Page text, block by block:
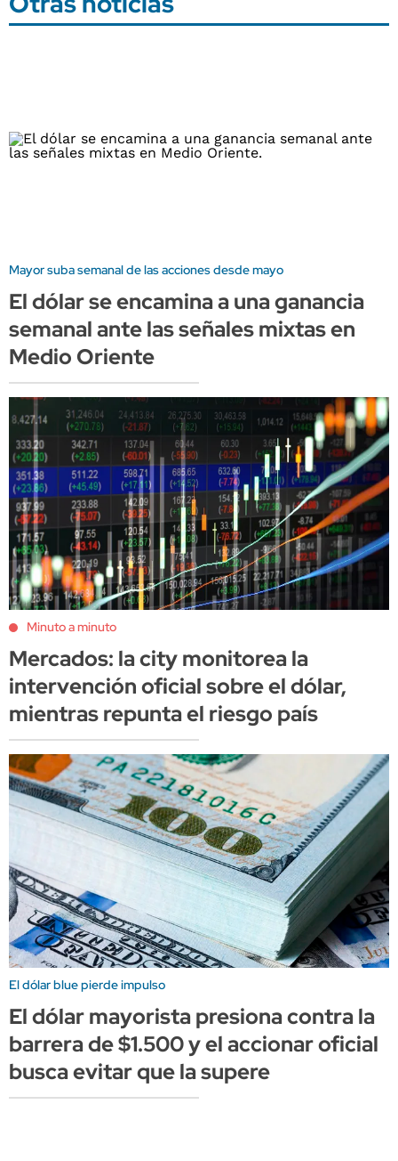
Mayor suba semanal de las acciones desde mayo
El dólar se encamina a una ganancia
semanal ante las señales mixtas en
Medio Oriente
Minuto a minuto
Mercados: la city monitorea la
intervención oficial sobre el dólar,
mientras repunta el riesgo país
El dólar blue pierde impulso
El dólar mayorista presiona contra la
barrera de $1.500 y el accionar oficial
busca evitar que la supere